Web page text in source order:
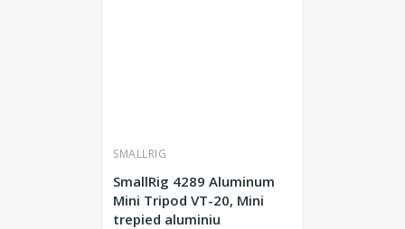
SMALLRIG
SmallRig 4289 Aluminum
Mini Tripod VT-20, Mini
trepied aluminiu